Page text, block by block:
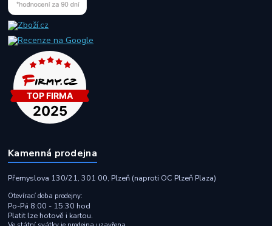
Kamenná prodejna
Přemyslova 130/21, 301 00, Plzeň (naproti OC Plzeň Plaza)
Otevírací doba prodejny:
Po-Pá 8:00 - 15:30 hod
Platit lze hotově i kartou.